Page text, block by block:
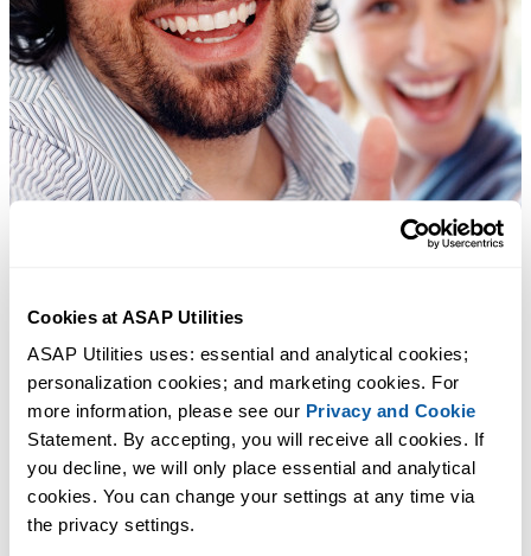
Cookies at ASAP Utilities
ASAP Utilities uses: essential and analytical cookies;
personalization cookies; and marketing cookies. For
more information, please see our Privacy and Cookie
Statement. By accepting, you will receive all cookies. If
you decline, we will only place essential and analytical
cookies. You can change your settings at any time via
the privacy settings.